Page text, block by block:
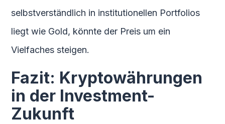
selbstverständlich in institutionellen Portfolios
liegt wie Gold, könnte der Preis um ein
Vielfaches steigen.
Fazit: Kryptowährungen
in der Investment-
Zukunft